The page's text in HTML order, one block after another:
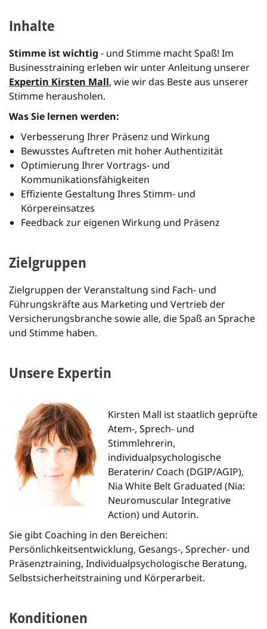
Inhalte
Stimme ist wichtig - und Stimme macht Spaß! Im
Businesstraining erleben wir unter Anleitung unserer
Expertin Kirsten Mall, wie wir das Beste aus unserer
Stimme herausholen.
Was Sie lernen werden:
Verbesserung Ihrer Präsenz und Wirkung
Bewusstes Auftreten mit hoher Authentizität
Optimierung Ihrer Vortrags- und
Kommunikationsfähigkeiten
Effiziente Gestaltung Ihres Stimm- und
Körpereinsatzes
Feedback zur eigenen Wirkung und Präsenz
Zielgruppen
Zielgruppen der Veranstaltung sind Fach- und
Führungskräfte aus Marketing und Vertrieb der
Versicherungsbranche sowie alle, die Spaß an Sprache
und Stimme haben.
Unsere Expertin
Kirsten Mall ist staatlich geprüfte
Atem-, Sprech- und
Stimmlehrerin,
individualpsychologische
Beraterin/ Coach (DGIP/AGIP),
Nia White Belt Graduated (Nia:
Neuromuscular Integrative
Action) und Autorin.
Sie gibt Coaching in den Bereichen:
Persönlichkeitsentwicklung, Gesangs-, Sprecher- und
Präsenztraining, Individualpsychologische Beratung,
Selbstsicherheitstraining und Körperarbeit.
Konditionen